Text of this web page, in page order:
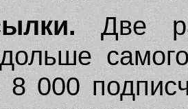
Две
8 000